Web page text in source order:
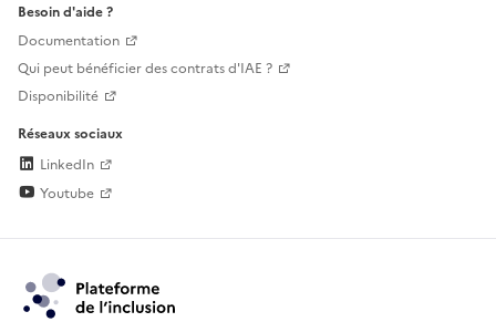
Besoin d'aide ?
Documentation
Qui peut bénéficier des contrats d'IAE ?
Disponibilité
Réseaux sociaux
LinkedIn
Youtube